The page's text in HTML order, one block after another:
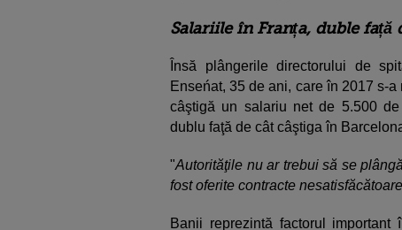
Salariile în Franța, duble față
Însă plângerile directorului de
Enseńat, 35 de ani, care în 2017 s-
câştigă un salariu net de 5.500
dublu faţă de cât câştiga în
"Autorităţile nu ar trebui să se
fost oferite contracte
Banii reprezintă factorul